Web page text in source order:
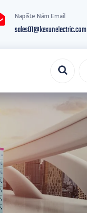
Napište Nám Email
sales01@kexunelectric.com